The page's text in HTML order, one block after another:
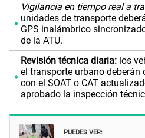
Vigilancia en tiempo real a
unidades de transporte
GPS inalámbrico
de la ATU.
Revisión técnica diaria:los
el transporte urbano
con el SOAT o CAT
aprobado la inspección
PUEDES VER: